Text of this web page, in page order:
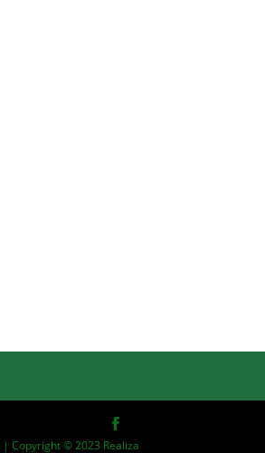
| Copyright © 2023 Realiza